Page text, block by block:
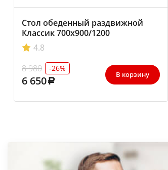
Стол обеденный раздвижной
Классик 700х900/1200
4.8
8 980
-26%
6 650 В корзину